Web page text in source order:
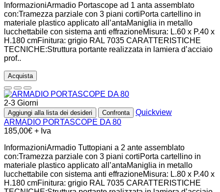
InformazioniArmadio Portascope ad 1 anta assemblato
con:Tramezza parziale con 3 piani cortiPorta cartellino in
materiale plastico applicato all’antaManiglia in metallo
lucchettabile con sistema anti effrazioneMisura: L.60 x P.40 x
H.180 cmFinitura: grigio RAL 7035 CARATTERISTICHE
TECNICHE:Struttura portante realizzata in lamiera d’acciaio
prof..
Acquista
2-3 Giorni
Aggiungi alla lista dei desideri Confronta
Quickview
ARMADIO PORTASCOPE DA 80
185,00€ + Iva
InformazioniArmadio Tuttopiani a 2 ante assemblato
con:Tramezza parziale con 3 piani cortiPorta cartellino in
materiale plastico applicato all’antaManiglia in metallo
lucchettabile con sistema anti effrazioneMisura: L.80 x P.40 x
H.180 cmFinitura: grigio RAL 7035 CARATTERISTICHE